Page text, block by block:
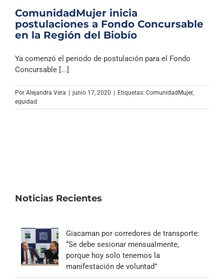
ComunidadMujer inicia
postulaciones a Fondo Concursable
en la Región del Biobío
Ya comenzó el periodo de postulación para el Fondo
Concursable [...]
Por Alejandra Vera | junio 17, 2020 | Etiquetas: ComunidadMujer,
equidad
Noticias Recientes
Giacaman por corredores de transporte:
“Se debe sesionar mensualmente,
porque hoy solo tenemos la
manifestación de voluntad”